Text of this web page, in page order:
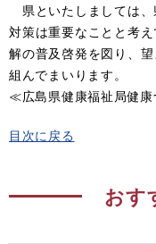
県といたしましては、
対策は重要なことと考
解の普及啓発を図り、
組んでまいります。
≪広島県健康福祉局健
目次に戻る
おす